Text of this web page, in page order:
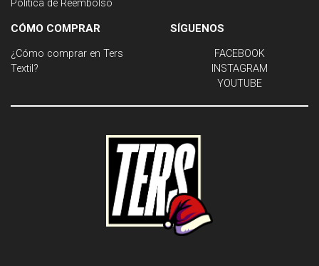
Política de Reembolso
CÓMO COMPRAR
¿Cómo comprar en Ters
Textil?
SÍGUENOS
FACEBOOK
INSTAGRAM
YOUTUBE